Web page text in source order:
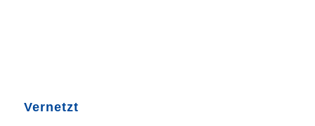
Vernetzt